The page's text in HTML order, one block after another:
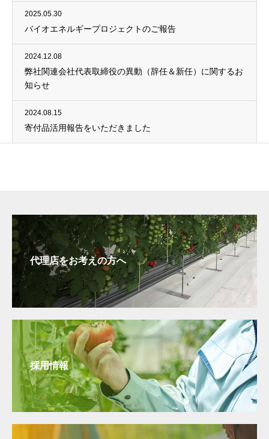
2025.05.30
バイオエネルギープロジェクトのご報告
2024.12.08
弊社関連会社代表取締役の異動（辞任＆新任）に関するお
知らせ
2024.08.15
寄付品活用報告をいただきました
代理店をお考えの方へ
採用情報